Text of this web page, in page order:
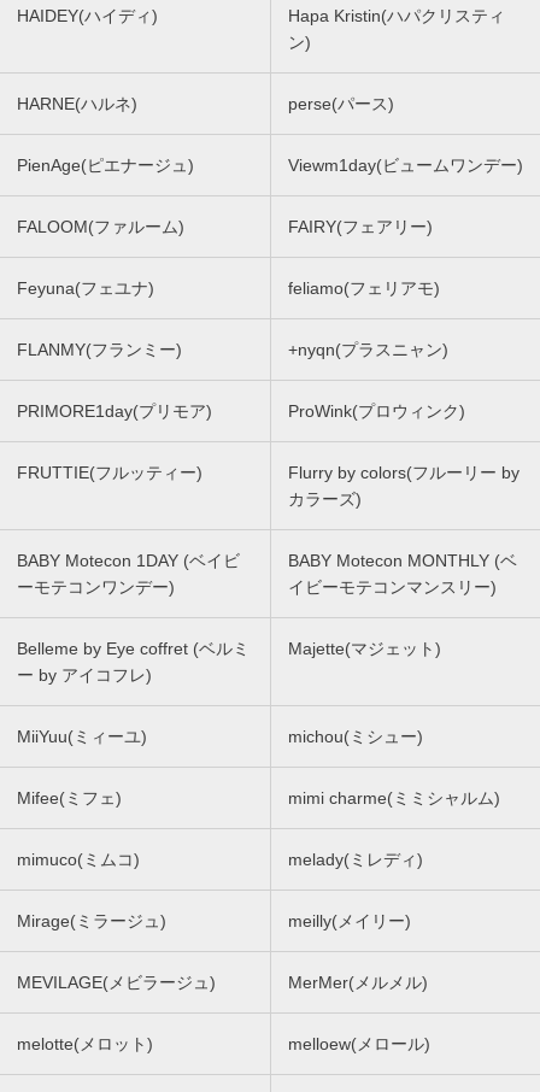
HAIDEY(ハイディ)
Hapa Kristin(ハパクリスティ
ン)
HARNE(ハルネ) perse(パース)
PienAge(ピエナージュ) Viewm1day(ビュームワンデー)
FALOOM(ファルーム) FAIRY(フェアリー)
Feyuna(フェユナ) feliamo(フェリアモ)
FLANMY(フランミー) +nyqn(プラスニャン)
PRIMORE1day(プリモア) ProWink(プロウィンク)
FRUTTIE(フルッティー)
Flurry by colors(フルーリー by
カラーズ)
BABY Motecon 1DAY (ベイビ
ーモテコンワンデー)
BABY Motecon MONTHLY (ベ
イビーモテコンマンスリー)
Belleme by Eye coffret (ベルミ
ー by アイコフレ)
Majette(マジェット)
MiiYuu(ミィーユ) michou(ミシュー)
Mifee(ミフェ) mimi charme(ミミシャルム)
mimuco(ミムコ) melady(ミレディ)
Mirage(ミラージュ) meilly(メイリー)
MEVILAGE(メビラージュ) MerMer(メルメル)
melotte(メロット) melloew(メロール)